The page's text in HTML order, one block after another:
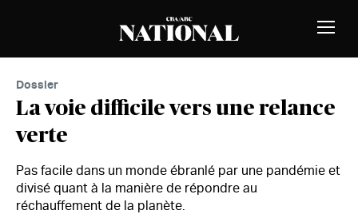
Dossier
La voie difficile vers une relance
verte
Pas facile dans un monde ébranlé par une pandémie et
divisé quant à la manière de répondre au
réchauffement de la planète.